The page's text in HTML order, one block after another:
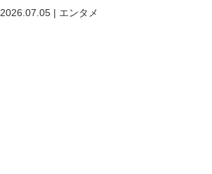
2026.07.05 | エンタメ